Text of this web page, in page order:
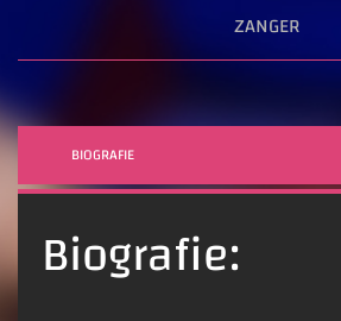
ZANGER
BIOGRAFIE
Biografie: